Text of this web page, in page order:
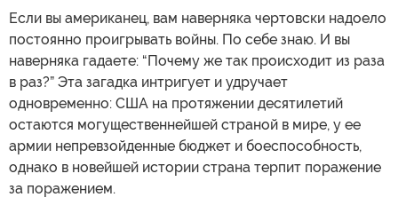
Если вы американец, вам наверняка чертовски надоело
постоянно проигрывать войны. По себе знаю. И вы
наверняка гадаете: “Почему же так происходит из раза
в раз?” Эта загадка интригует и удручает
одновременно: США на протяжении десятилетий
остаются могущественнейшей страной в мире, у ее
армии непревзойденные бюджет и боеспособность,
однако в новейшей истории страна терпит поражение
за поражением.